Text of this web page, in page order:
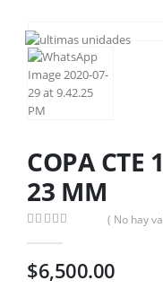
COPA CTE
23 MM
( No hay
$6,500.00